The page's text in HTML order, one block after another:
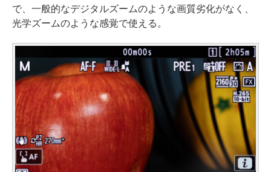
で、一般的なデジタルズームのような画質劣化がなく、
光学ズームのような感覚で使える。